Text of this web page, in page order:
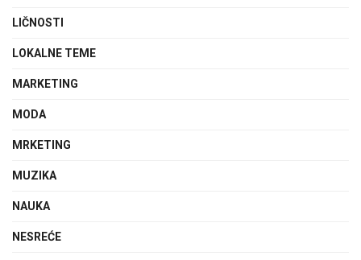
LIČNOSTI
LOKALNE TEME
MARKETING
MODA
MRKETING
MUZIKA
NAUKA
NESREĆE